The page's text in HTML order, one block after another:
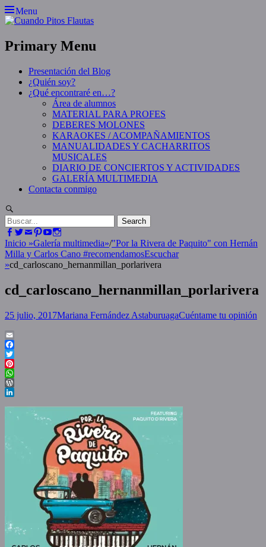
Skip
to
Menu
Primary Menu
Presentación del Blog
¿Quién soy?
¿Qué encontraré en…?
Área de alumnos
MATERIAL PARA PROFES
DEBERES MOLONES
KARAOKES / ACOMPAÑAMIENTOS
MANUALIDADES Y CACHARRITOS
MUSICALES
DIARIO DE CONCIERTOS Y ACTIVIDADES
GALERÍA MULTIMEDIA
Contacta conmigo
Search
for:Facebook
Twitter
EmailPinterest
YouTube
Inicio »Galería multimedia»/"Por la Rivera de Paquito" con Hernán
Milla y Carlos Cano #recomendamosEscuchar
»cd_carloscano_hernanmillan_porlarivera
cd_carloscano_hernanmillan_porlarivera
Posted
25 julio, 2017Author
Mariana Fernández AstaburuagaCuéntame tu opinión
Email
Facebook
Twitter
Pinterest
WhatsApp
WordPress